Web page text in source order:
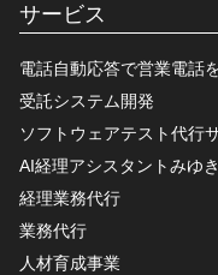
サービス
電話自動応答で営業電話
受託システム開発
ソフトウェアテスト代行
AI経理アシスタントみゆき
経理業務代行
業務代行
人材育成事業